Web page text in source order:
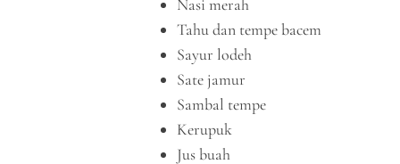
Nasi merah
Tahu dan tempe bacem
Sayur lodeh
Sate jamur
Sambal tempe
Kerupuk
Jus buah